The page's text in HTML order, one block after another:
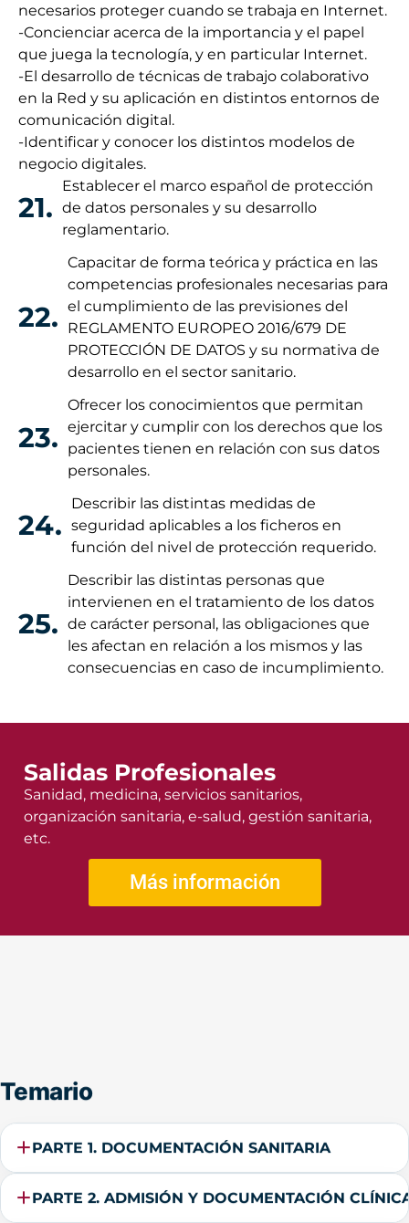
necesarios proteger cuando se trabaja en Internet.
-Concienciar acerca de la importancia y el papel
que juega la tecnología, y en particular Internet.
-El desarrollo de técnicas de trabajo colaborativo
en la Red y su aplicación en distintos entornos de
comunicación digital.
-Identificar y conocer los distintos modelos de
negocio digitales.
21.
Establecer el marco español de protección
de datos personales y su desarrollo
reglamentario.
22.
Capacitar de forma teórica y práctica en las
competencias profesionales necesarias para
el cumplimiento de las previsiones del
REGLAMENTO EUROPEO 2016/679 DE
PROTECCIÓN DE DATOS y su normativa de
desarrollo en el sector sanitario.
23.
Ofrecer los conocimientos que permitan
ejercitar y cumplir con los derechos que los
pacientes tienen en relación con sus datos
personales.
24.
Describir las distintas medidas de
seguridad aplicables a los ficheros en
función del nivel de protección requerido.
25.
Describir las distintas personas que
intervienen en el tratamiento de los datos
de carácter personal, las obligaciones que
les afectan en relación a los mismos y las
consecuencias en caso de incumplimiento.
Salidas Profesionales
Sanidad, medicina, servicios sanitarios,
organización sanitaria, e-salud, gestión sanitaria,
etc.
Más información
Temario
PARTE 1. DOCUMENTACIÓN SANITARIA
PARTE 2. ADMISIÓN Y DOCUMENTACIÓN